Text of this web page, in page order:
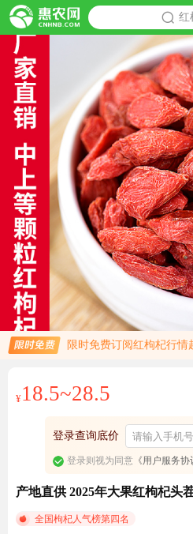
红
限时免费订阅红枸杞行情
免费订阅商品降价通知
¥18.5~28.5
登录查询底价
登录则视为同意《用户服务协
产地直供 2025年大果红枸杞头
全国枸杞人气榜第四名